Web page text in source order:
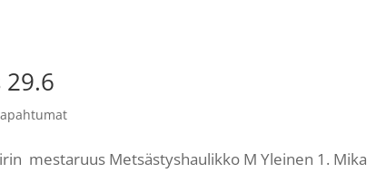
mestaruus Metsästyshaulikko M Yleinen 1. Mika